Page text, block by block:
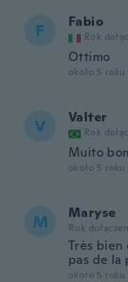
F Fabio
Rok
Ottimo
około 5
V Valter
Rok
Muito
około 5
M Maryse
Rok
Très bien
pas de la
około 5